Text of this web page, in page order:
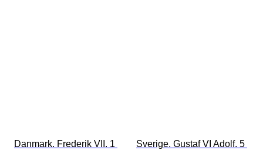
Danmark. Frederik VII. 1 Sverige. Gustaf VI Adolf. 5